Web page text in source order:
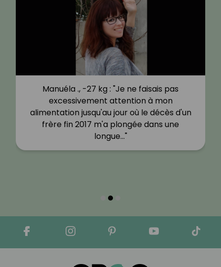
Manuéla ., -27 kg : "Je ne faisais pas
excessivement attention à mon
alimentation jusqu'au jour où le décès d'un
frère fin 2017 m'a plongée dans une
longue…"